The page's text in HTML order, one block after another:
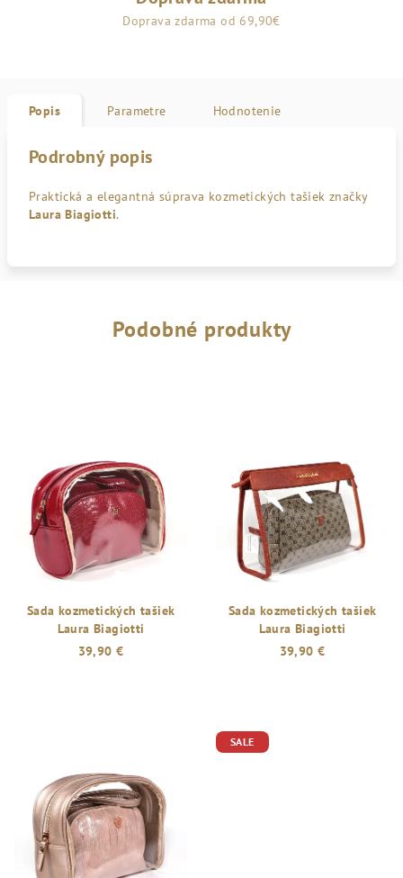
Doprava zdarma od 69,90€
Popis Parametre Hodnotenie
Podrobný popis
Praktická a elegantná súprava kozmetických tašiek značky
Laura Biagiotti.
Podobné produkty
Sada kozmetických tašiek
Laura Biagiotti
39,90 €
Sada kozmetických tašiek
Laura Biagiotti
39,90 €
SALE